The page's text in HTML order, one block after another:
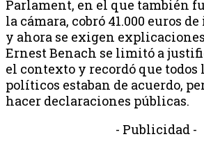
Parlament, en el que también
la cámara, cobró 41.000 euros
y ahora se exigen
Ernest Benach se limitó a
el contexto y recordó que todos
políticos estaban de acuerdo,
hacer declaraciones públicas.
- Publicidad -